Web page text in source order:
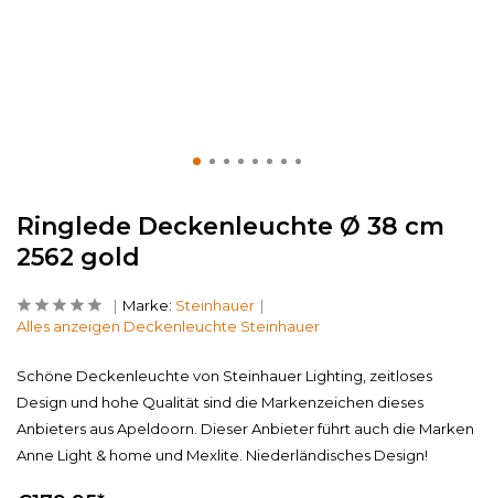
Ringlede Deckenleuchte Ø 38 cm
2562 gold
Marke: Steinhauer
Alles anzeigen Deckenleuchte Steinhauer
Schöne Deckenleuchte von Steinhauer Lighting, zeitloses
Design und hohe Qualität sind die Markenzeichen dieses
Anbieters aus Apeldoorn. Dieser Anbieter führt auch die Marken
Anne Light & home und Mexlite. Niederländisches Design!